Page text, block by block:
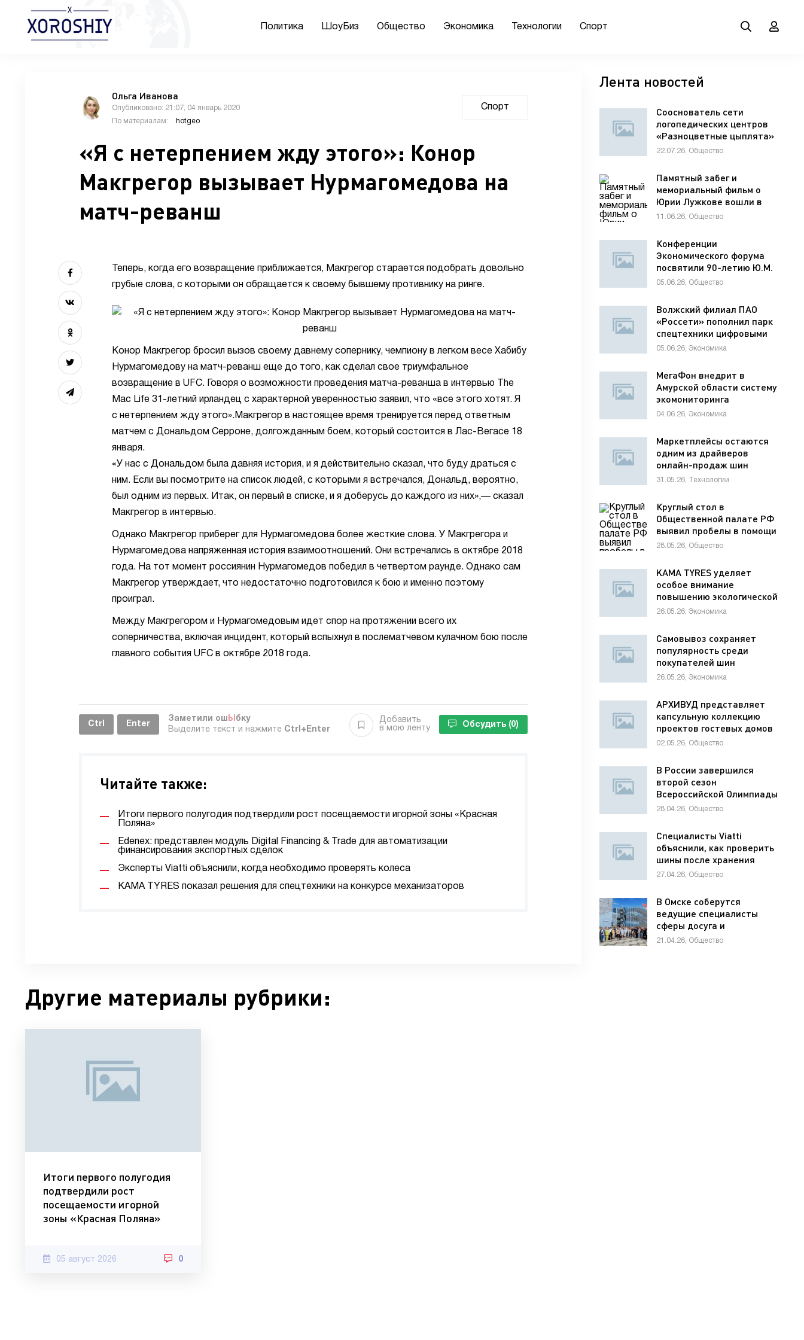
Политика ШоуБиз Общество Экономика Технологии Спорт
Ольга Иванова
Опубликовано: 21:07, 04 январь 2020
По материалам:
hotgeo
Спорт
«Я с нетерпением жду этого»: Конор
Макгрегор вызывает Нурмагомедова на
матч-реванш
Теперь, когда его возвращение приближается, Макгрегор старается подобрать довольно
грубые слова, с которыми он обращается к своему бывшему противнику на ринге.
Конор Макгрегор бросил вызов своему давнему сопернику, чемпиону в легком весе Хабибу
Нурмагомедову на матч-реванш еще до того, как сделал свое триумфальное
возвращение в UFC. Говоря о возможности проведения матча-реванша в интервью The
Mac Life 31-летний ирландец с характерной уверенностью заявил, что «все этого хотят. Я
с нетерпением жду этого».Макгрегор в настоящее время тренируется перед ответным
матчем с Дональдом Серроне, долгожданным боем, который состоится в Лас-Вегасе 18
января.
«У нас с Дональдом была давняя история, и я действительно сказал, что буду драться с
ним. Если вы посмотрите на список людей, с которыми я встречался, Дональд, вероятно,
был одним из первых. Итак, он первый в списке, и я доберусь до каждого из них»,— сказал
Макгрегор в интервью.
Однако Макгрегор приберег для Нурмагомедова более жесткие слова. У Макгрегора и
Нурмагомедова напряженная история взаимоотношений. Они встречались в октябре 2018
года. На тот момент россиянин Нурмагомедов победил в четвертом раунде. Однако сам
Макгрегор утверждает, что недостаточно подготовился к бою и именно поэтому
проиграл.
Между Макгрегором и Нурмагомедовым идет спор на протяжении всего их
соперничества, включая инцидент, который вспыхнул в послематчевом кулачном бою после
главного события UFC в октябре 2018 года.
Ctrl Enter
Заметили ош Ы бку
Выделите текст и нажмите Ctrl+Enter
Добавить
в мою ленту
Обсудить (0)
Читайте также:
Итоги первого полугодия подтвердили рост посещаемости игорной зоны «Красная
Поляна»
Edenex: представлен модуль Digital Financing & Trade для автоматизации
финансирования экспортных сделок
Эксперты Viatti объяснили, когда необходимо проверять колеса
KAMA TYRES показал решения для спецтехники на конкурсе механизаторов
Лента новостей
Сооснователь сети
логопедических центров
«Разноцветные цыплята»
Елена Мельникова
коммуникации для
развития речи ребенка
22.07.26, Общество
Памятный забег и
мемориальный фильм о
Юрии Лужкове вошли в
программу фестиваля
11.06.26, Общество
Конференции
Экономического форума
посвятили 90-летию Ю.М.
Лужкова
05.06.26, Общество
Волжский филиал ПАО
«Россети» пополнил парк
спецтехники цифровыми
диагностическими
05.06.26, Экономика
МегаФон внедрит в
Амурской области систему
экомониторинга
04.06.26, Экономика
Маркетплейсы остаются
одним из драйверов
онлайн-продаж шин
31.05.26, Технологии
Круглый стол в
Общественной палате РФ
выявил пробелы в помощи
раненым детям
28.05.26, Общество
KAMA TYRES уделяет
особое внимание
повышению экологической
ответственности
26.05.26, Экономика
Самовывоз сохраняет
популярность среди
покупателей шин
26.05.26, Экономика
АРХИВУД представляет
капсульную коллекцию
проектов гостевых домов
для отелей
02.05.26, Общество
В России завершился
второй сезон
Всероссийской Олимпиады
школьников по
28.04.26, Общество
Специалисты Viatti
объяснили, как проверить
шины после хранения
27.04.26, Общество
В Омске соберутся
ведущие специалисты
сферы досуга и
развлечений России и
21.04.26, Общество
Другие материалы рубрики:
Итоги первого полугодия
подтвердили рост
посещаемости игорной
зоны «Красная Поляна»
05 август 2026 0